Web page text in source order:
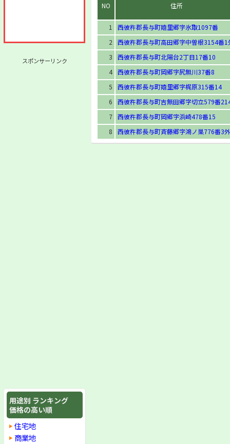
スポンサーリンク
用途別 ランキング
価格の高い順
住宅地
商業地
NO 住所
1
西彼杵郡長与町嬉里郷字氷取1097番
2
西彼杵郡長与町高田郷字中曽根3154番1
3
西彼杵郡長与町北陽台2丁目17番10
4 西彼杵郡長与町岡郷字尻無川37番8
5
西彼杵郡長与町嬉里郷字梶原315番14
6
西彼杵郡長与町吉無田郷字切立579番
7 西彼杵郡長与町岡郷字浜崎478番15
8
西彼杵郡長与町斉藤郷字鴻ノ巣776番3外